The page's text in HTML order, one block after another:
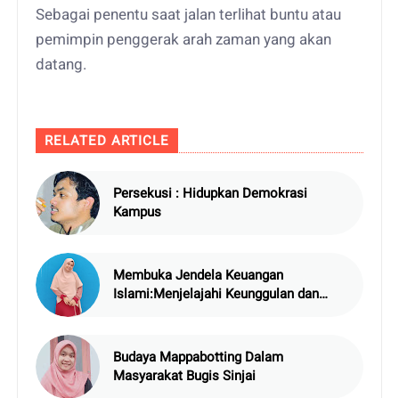
Sebagai penentu saat jalan terlihat buntu atau
pemimpin penggerak arah zaman yang akan
datang.
RELATED ARTICLE
Persekusi : Hidupkan Demokrasi
Kampus
Membuka Jendela Keuangan
Islami:Menjelajahi Keunggulan dan
Budaya Mappabotting Dalam
Masyarakat Bugis Sinjai